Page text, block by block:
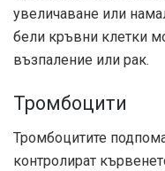
увеличаване или
бели кръвни клетки
възпаление или рак.
Тромбоцити
Тромбоцитите
контролират